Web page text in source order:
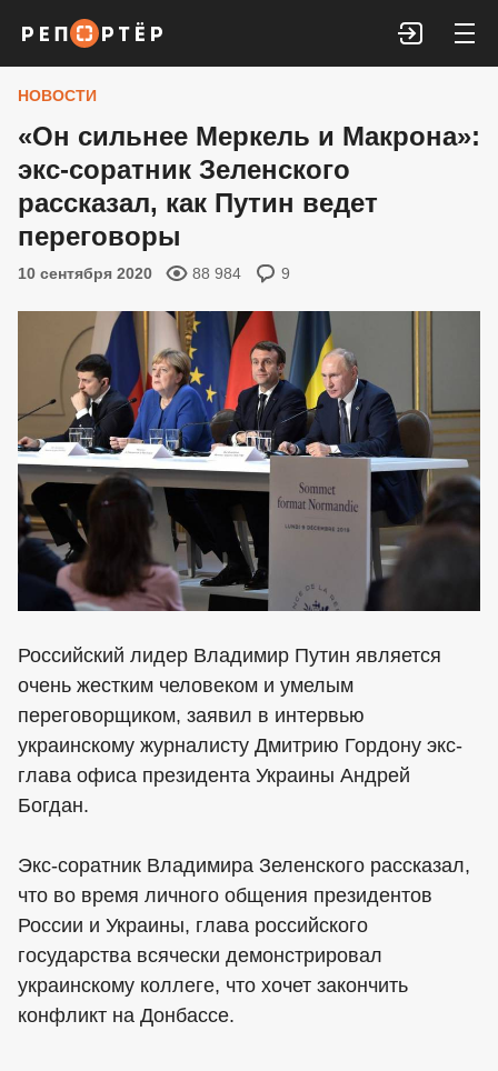
Войти
НОВОСТИ
«Он сильнее Меркель и Макрона»:
экс-соратник Зеленского
рассказал, как Путин ведет
переговоры
10 сентября 2020 88 984 9
Российский лидер Владимир Путин является
очень жестким человеком и умелым
переговорщиком, заявил в интервью
украинскому журналисту Дмитрию Гордону экс-
глава офиса президента Украины Андрей
Богдан.
Экс-соратник Владимира Зеленского рассказал,
что во время личного общения президентов
России и Украины, глава российского
государства всячески демонстрировал
украинскому коллеге, что хочет закончить
конфликт на Донбассе.